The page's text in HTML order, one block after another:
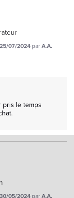
25/07/2024 parA.A.
pris le temps
30/05/2024 parA.A.